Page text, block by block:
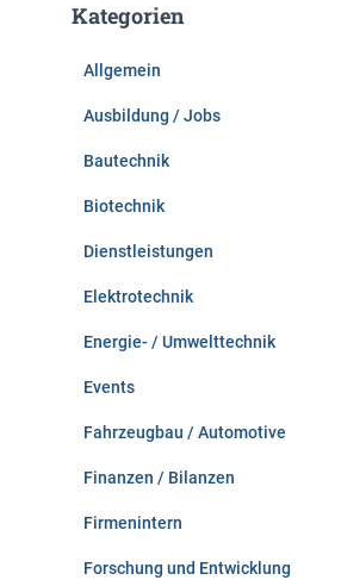
n
Kategorien
Allgemein
Ausbildung / Jobs
Bautechnik
Biotechnik
Dienstleistungen
Elektrotechnik
Energie- / Umwelttechnik
Events
Fahrzeugbau / Automotive
Finanzen / Bilanzen
Firmenintern
Forschung und Entwicklung